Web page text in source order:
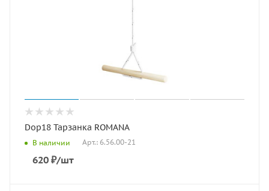
Dop18 Тарзанка ROMANA
В наличии Арт.: 6.56.00-21
620 ₽/шт